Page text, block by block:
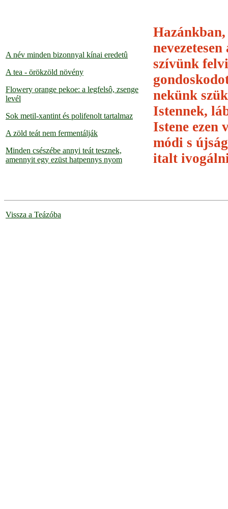
A név minden bizonnyal kínai eredetû
A tea - örökzöld növény
Flowery orange pekoe: a legfelsô, zsenge
levél
Sok metil-xantint és polifenolt tartalmaz
A zöld teát nem fermentálják
Minden csészébe annyi teát tesznek,
amennyit egy ezüst hatpennys nyom
szívünk
nekünk
Istennek,
Istene ezen
módi s
italt
Vissza a Teázóba